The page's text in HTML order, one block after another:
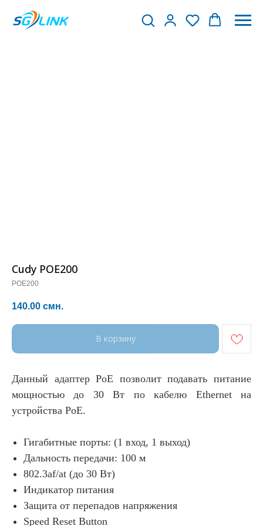
Cudy POE200
POE200
140.00 смн.
В корзину
Данный адаптер PoE позволит подавать питание
мощностью до 30 Вт по кабелю Ethernet на
устройства PoE.
Гигабитные порты: (1 вход, 1 выход)
Дальность передачи: 100 м
802.3af/at (до 30 Вт)
Индикатор питания
Защита от перепадов напряжения
Speed Reset Button